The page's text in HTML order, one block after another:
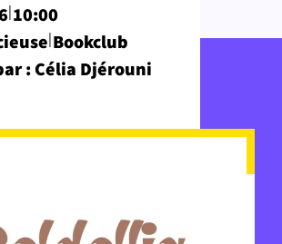
|10:00
|Bookclub
: Célia Djérouni